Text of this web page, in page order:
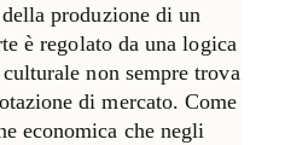
produzione di un
è regolato da una logica
non sempre trova
di mercato. Come
economica che negli